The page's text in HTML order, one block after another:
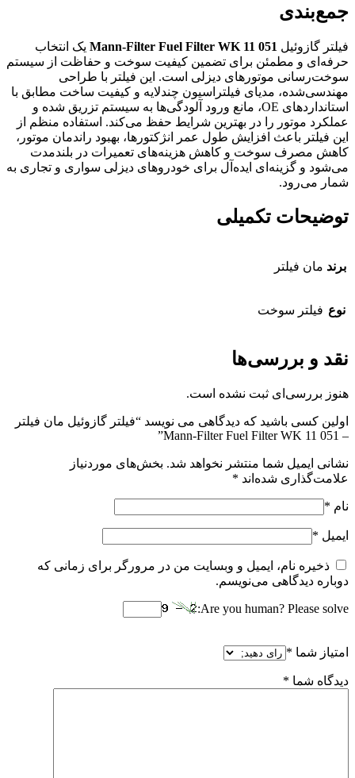
جمع‌بندی
فیلتر گازوئیل Mann-Filter Fuel Filter WK 11 051 یک انتخاب
حرفه‌ای و مطمئن برای تضمین کیفیت سوخت و حفاظت از سیستم
سوخت‌رسانی موتورهای دیزلی است. این فیلتر با طراحی
مهندسی‌شده، مدیای فیلتراسیون چندلایه و کیفیت ساخت مطابق با
استانداردهای OE، مانع ورود آلودگی‌ها به سیستم تزریق شده و
عملکرد موتور را در بهترین شرایط حفظ می‌کند. استفاده منظم از
این فیلتر باعث افزایش طول عمر انژکتورها، بهبود راندمان موتور،
کاهش مصرف سوخت و کاهش هزینه‌های تعمیرات در بلندمدت
می‌شود و گزینه‌ای ایده‌آل برای خودروهای دیزلی سواری و تجاری به
شمار می‌رود.
توضیحات تکمیلی
برند مان فیلتر
نوع فیلتر سوخت
نقد و بررسی‌ها
هنوز بررسی‌ای ثبت نشده است.
اولین کسی باشید که دیدگاهی می نویسد “فیلتر گازوئیل مان فیلتر
– Mann-Filter Fuel Filter WK 11 051”
نشانی ایمیل شما منتشر نخواهد شد. بخش‌های موردنیاز
علامت‌گذاری شده‌اند *
نام *
ایمیل *
ذخیره نام، ایمیل و وبسایت من در مرورگر برای زمانی که
دوباره دیدگاهی می‌نویسم.
Are you human? Please solve:
امتیاز شما *
دیدگاه شما *